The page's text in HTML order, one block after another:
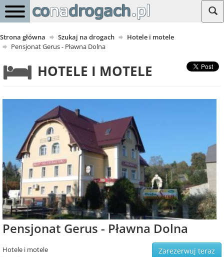
Strona główna Szukaj na drogach
Hotele i motele
Pensjonat Gerus - Pławna Dolna
HOTELE I MOTELE
Pensjonat Gerus - Pławna Dolna
Zarezerwuj teraz
Hotele i motele